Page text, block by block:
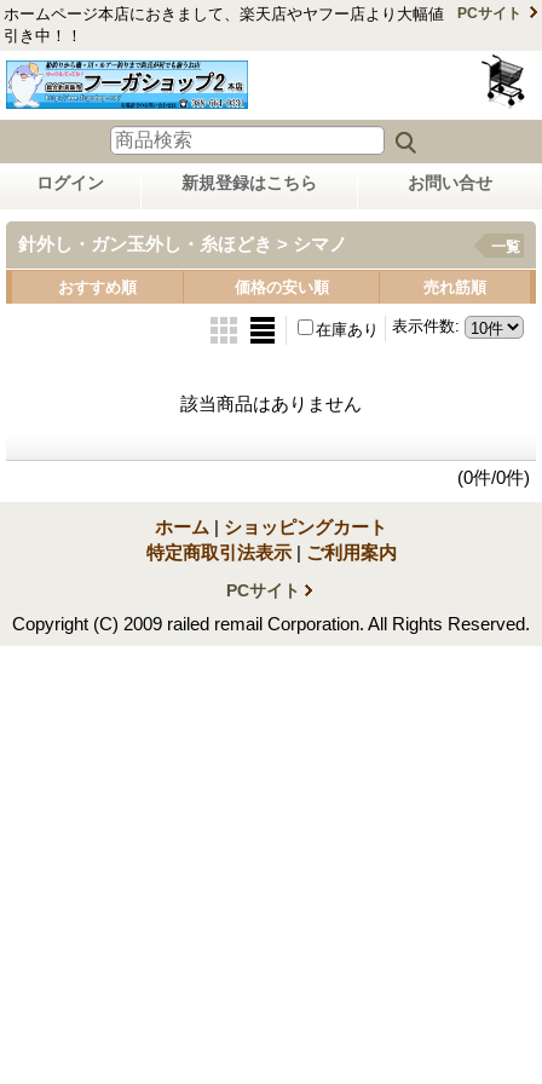
ホームページ本店におきまして、楽天店やヤフー店より大幅値
引き中！！
PCサイト
ログイン 新規登録はこちら お問い合せ
針外し・ガン玉外し・糸ほどき > シマノ 一覧
おすすめ順 価格の安い順 売れ筋順
表示件数:
在庫あり
該当商品はありません
(0件/0件)
ホーム | ショッピングカート
特定商取引法表示 | ご利用案内
PCサイト
Copyright (C) 2009 railed remail Corporation. All Rights Reserved.